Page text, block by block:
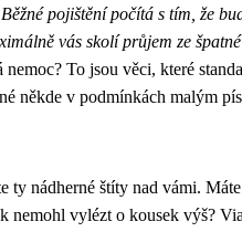
Běžné pojištění počítá s tím, že
vás skolí průjem ze
To jsou věci, které
někde v podmínkách malým
ty nádherné štíty nad vámi.
nemohl vylézt o kousek výš?